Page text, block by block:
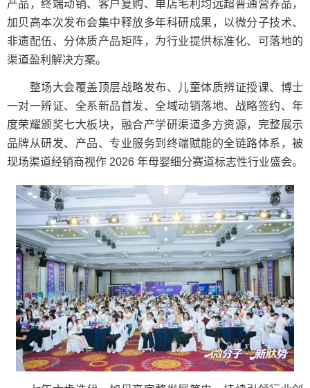
产品，终端动销、客户复购、单店毛利均远超普通营养品，
加贝高本次发布会集中释放多年科研成果，以微分子技术、
非遗配伍、分体质产品矩阵，为行业提供标准化、可落地的
渠道盈利解决方案。
整场大会覆盖顶层战略发布、儿童体质辨证授课、博士
一对一辨证、全系新品首发、全域动销落地、战略签约、年
度荣耀颁奖七大板块，融合产学研渠道多方资源，完整展示
品牌从研发、产品、专业服务到终端赋能的全链路体系，被
现场渠道经销商视作 2026 年母婴细分赛道标志性行业盛会。